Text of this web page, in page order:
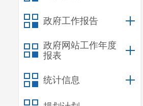
政府工作报告
政府网站工作年度
报表
统计信息